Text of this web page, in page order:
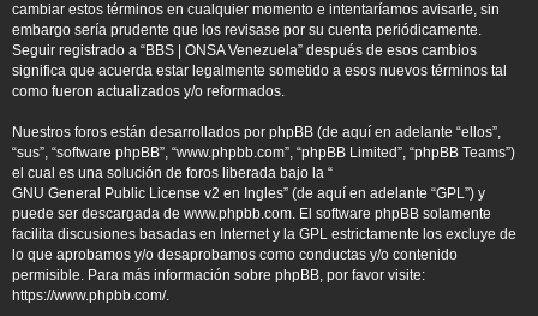
cambiar estos términos en cualquier momento e intentaríamos avisarle, sin
embargo sería prudente que los revisase por su cuenta periódicamente.
Seguir registrado a “BBS | ONSA Venezuela” después de esos cambios
significa que acuerda estar legalmente sometido a esos nuevos términos tal
como fueron actualizados y/o reformados.
Nuestros foros están desarrollados por phpBB (de aquí en adelante “ellos”,
“sus”, “software phpBB”, “www.phpbb.com”, “phpBB Limited”, “phpBB Teams”)
el cual es una solución de foros liberada bajo la “
GNU General Public License v2 en Ingles” (de aquí en adelante “GPL”) y
puede ser descargada de www.phpbb.com. El software phpBB solamente
facilita discusiones basadas en Internet y la GPL estrictamente los excluye de
lo que aprobamos y/o desaprobamos como conductas y/o contenido
permisible. Para más información sobre phpBB, por favor visite:
https://www.phpbb.com/.